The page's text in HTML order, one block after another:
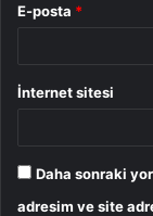
E-posta *
İnternet sitesi
Daha sonraki
adresim ve site